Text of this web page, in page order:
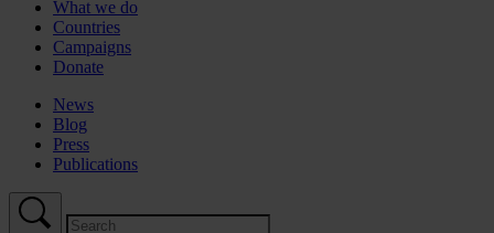
What we do
Countries
Campaigns
Donate
News
Blog
Press
Publications